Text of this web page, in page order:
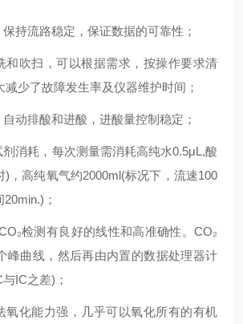
持流路稳定，保证数据的可靠性；
和吹扫，可以根据需求，按操作要求清
少了故障发生率及仪器维护时间；
动排酸和进酸，进酸量控制稳定；
消耗，每次测量需消耗高纯水0.5μL,酸
)，高纯氧气约2000ml(标况下，流速100
；
检测有良好的线性和高准确性。CO₂
峰曲线，然后再由内置的数据处理器计
IC之差)；
氧化能力强，几乎可以氧化所有的有机